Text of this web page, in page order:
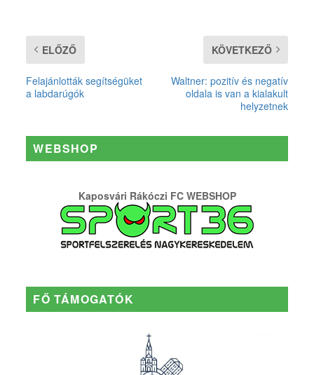
ELŐZŐ
Felajánlották segítségüket
a labdarúgók
KÖVETKEZŐ
Waltner: pozitív és negatív
oldala is van a kialakult
helyzetnek
WEBSHOP
Kaposvári Rákóczi FC WEBSHOP
FŐ TÁMOGATÓK